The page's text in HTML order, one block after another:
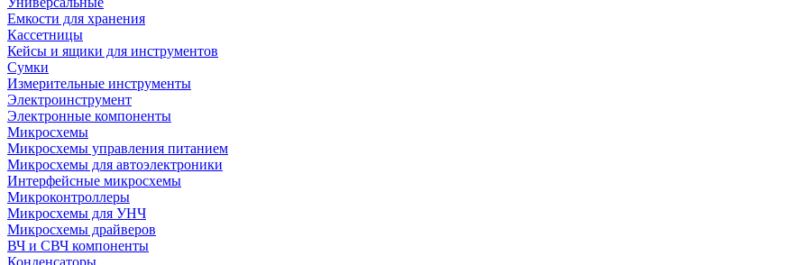
Емкости для хранения
Кассетницы
Кейсы и ящики для инструментов
Сумки
Измерительные инструменты
Электроинструмент
Электронные компоненты
Микросхемы
Микросхемы управления питанием
Микросхемы для автоэлектроники
Интерфейсные микросхемы
Микроконтроллеры
Микросхемы для УНЧ
Микросхемы драйверов
ВЧ и СВЧ компоненты
Конденсаторы